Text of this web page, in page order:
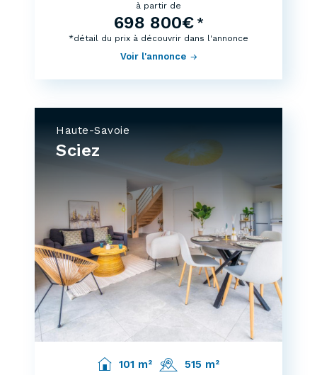
à partir de
698 800€ *
Voir l'annonce
*détail du prix à découvrir dans l'annonce
Haute-Savoie
Sciez
101 m² 515 m²